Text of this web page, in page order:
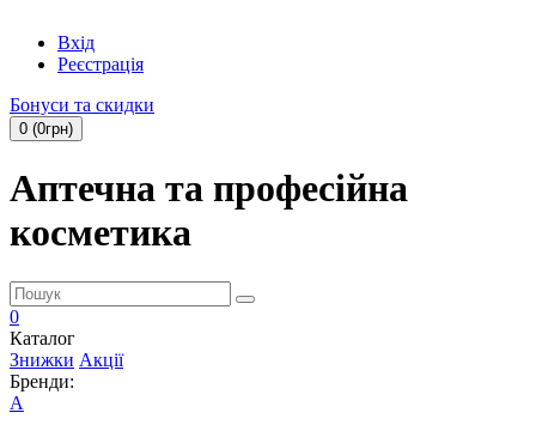
Вхід
Реєстрація
Бонуси та скидки
0 (0грн)
Аптечна та професійна
косметика
0
Каталог
Знижки Акції
Бренди:
A